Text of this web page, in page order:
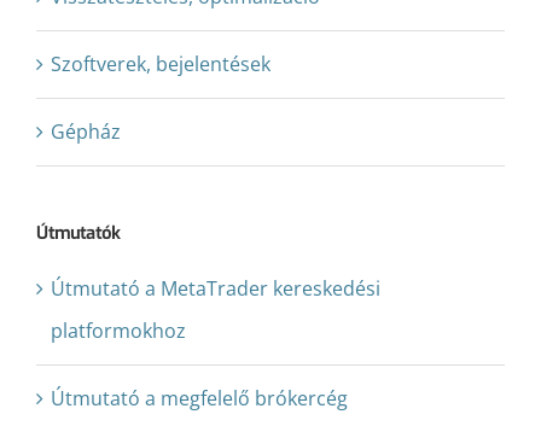
Szoftverek, bejelentések
Gépház
Útmutatók
Útmutató a MetaTrader kereskedési
platformokhoz
Útmutató a megfelelő brókercég